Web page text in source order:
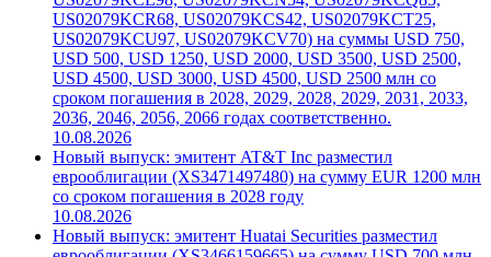
US02079KCR68, US02079KCS42, US02079KCT25,
US02079KCU97, US02079KCV70) на суммы USD 750,
USD 500, USD 1250, USD 2000, USD 3500, USD 2500,
USD 4500, USD 3000, USD 4500, USD 2500 млн со
сроком погашения в 2028, 2029, 2028, 2029, 2031, 2033,
2036, 2046, 2056, 2066 годах соответственно.
10.08.2026
Новый выпуск: эмитент AT&T Inc разместил
еврооблигации (XS3471497480) на сумму EUR 1200 млн
со сроком погашения в 2028 году
10.08.2026
Новый выпуск: эмитент Huatai Securities разместил